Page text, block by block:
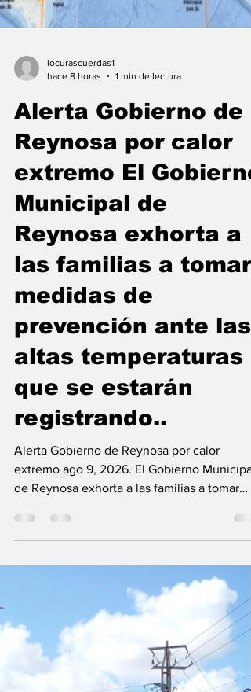
hace 8 horas
1 min de lectura
Alerta Gobierno de
Reynosa por calor
extremo El Gobierno
Municipal de
Reynosa exhorta a
las familias a tomar
medidas de
prevención ante las
altas temperaturas
que se estarán
registrando..
Alerta Gobierno de Reynosa por calor
extremo ago 9, 2026. El Gobierno Municipal
de Reynosa exhorta a las familias a tomar
medidas de prevención ante las altas
temperaturas que se estarán registrando
desde este inicio de semana. De acuerdo al
pronóstico, para este domingo 9 se espera